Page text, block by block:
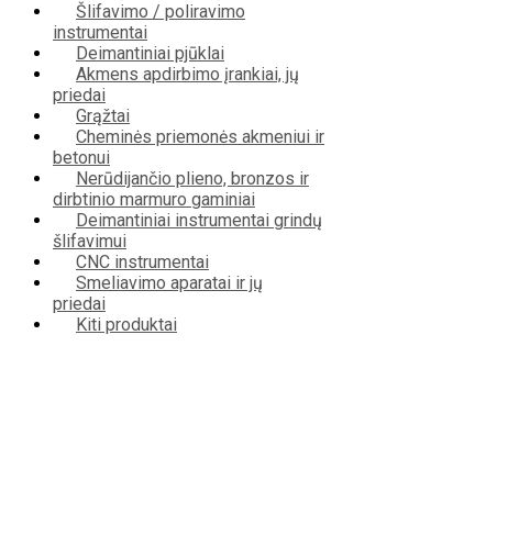
Šlifavimo / poliravimo
instrumentai
Deimantiniai pjūklai
Akmens apdirbimo įrankiai, jų
priedai
Grąžtai
Cheminės priemonės akmeniui ir
betonui
Nerūdijančio plieno, bronzos ir
dirbtinio marmuro gaminiai
Deimantiniai instrumentai grindų
šlifavimui
CNC instrumentai
Smeliavimo aparatai ir jų
priedai
Kiti produktai